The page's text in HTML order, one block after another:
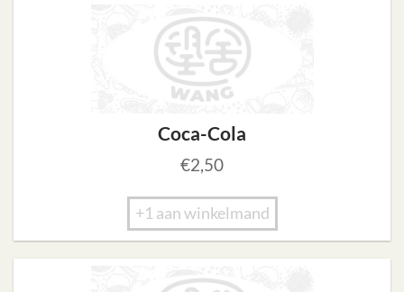
Coca-Cola
€2,50
+1 aan winkelmand